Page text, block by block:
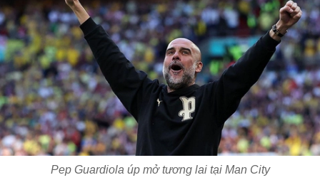
Pep Guardiola úp mở tương lai tại Man City